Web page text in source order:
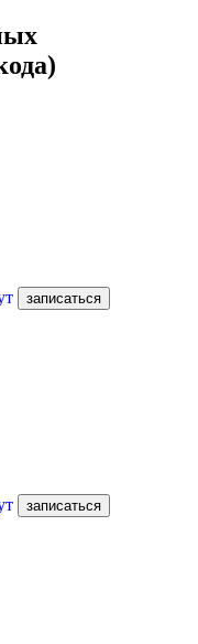
записаться
записаться